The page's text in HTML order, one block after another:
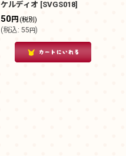
ケルディオ [SVGS018]
50円 (税別)
(税込: 55円)